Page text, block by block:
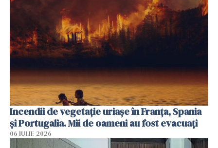
Incendii de vegetație uriașe în Franța, Spania
și Portugalia. Mii de oameni au fost evacuați
06 IULIE 2026